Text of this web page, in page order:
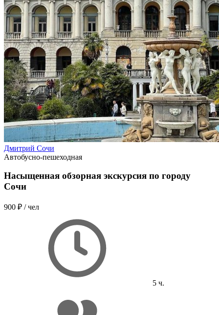
Дмитрий Сочи
Автобусно-пешеходная
Насыщенная обзорная экскурсия по городу
Сочи
900 ₽ / чел
5 ч.